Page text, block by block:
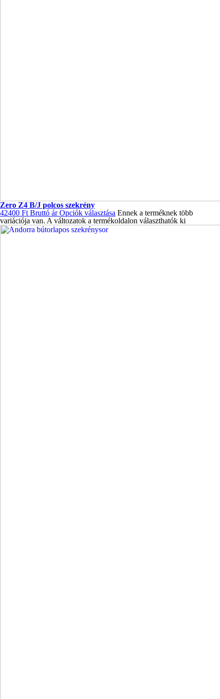
Zero Z4 B/J polcos szekrény
42400 Ft Bruttó ár Opciók választása Ennek a terméknek több
variációja van. A változatok a termékoldalon választhatók ki